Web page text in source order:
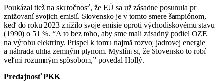
Poukázal tiež na skutočnosť, že EÚ sa už zásadne posunula pri
znižovaní svojich emisií. Slovensko je v tomto smere šampiónom,
keď do roku 2023 znížilo svoje emisie oproti východiskovému stavu
(1990) o 51 %. “A to bez toho, aby sme mali zásadný podiel OZE
na výrobu elektriny. Prispel k tomu najmä rozvoj jadrovej energie
a náhrada uhlia zemným plynom. Myslím si, že Slovensko to robí
veľmi rozumným spôsobom,” povedal Hollý.
Predajnosť PKK